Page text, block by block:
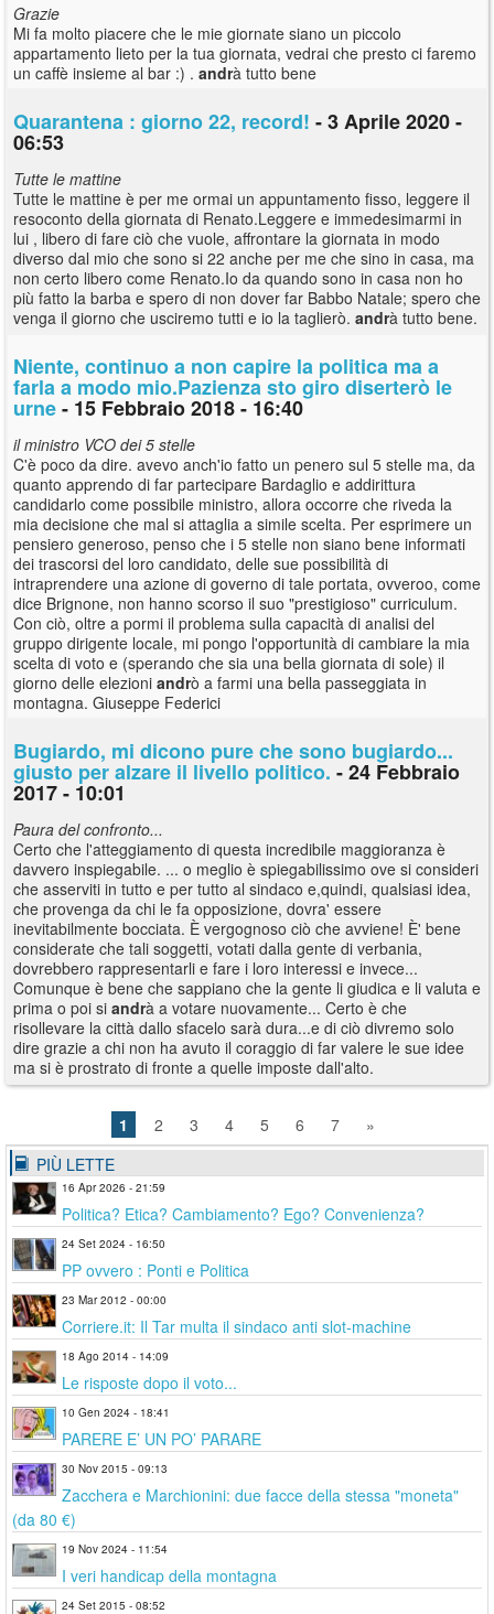
Grazie
Mi fa molto piacere che le mie giornate siano un piccolo
appartamento lieto per la tua giornata, vedrai che presto ci faremo
un caffè insieme al bar :) . andrà tutto bene
Quarantena : giorno 22, record! - 3 Aprile 2020 -
06:53
Tutte le mattine
Tutte le mattine è per me ormai un appuntamento fisso, leggere il
resoconto della giornata di Renato.Leggere e immedesimarmi in
lui , libero di fare ciò che vuole, affrontare la giornata in modo
diverso dal mio che sono si 22 anche per me che sino in casa, ma
non certo libero come Renato.Io da quando sono in casa non ho
più fatto la barba e spero di non dover far Babbo Natale; spero che
venga il giorno che usciremo tutti e io la taglierò. andrà tutto bene.
Niente, continuo a non capire la politica ma a
farla a modo mio.Pazienza sto giro diserterò le
urne- 15 Febbraio 2018 - 16:40
il ministro VCO dei 5 stelle
C'è poco da dire. avevo anch'io fatto un penero sul 5 stelle ma, da
quanto apprendo di far partecipare Bardaglio e addirittura
candidarlo come possibile ministro, allora occorre che riveda la
mia decisione che mal si attaglia a simile scelta. Per esprimere un
pensiero generoso, penso che i 5 stelle non siano bene informati
dei trascorsi del loro candidato, delle sue possibilità di
intraprendere una azione di governo di tale portata, ovveroo, come
dice Brignone, non hanno scorso il suo "prestigioso" curriculum.
Con ciò, oltre a pormi il problema sulla capacità di analisi del
gruppo dirigente locale, mi pongo l'opportunità di cambiare la mia
scelta di voto e (sperando che sia una bella giornata di sole) il
giorno delle elezioni andrò a farmi una bella passeggiata in
montagna. Giuseppe Federici
Bugiardo, mi dicono pure che sono bugiardo...
giusto per alzare il livello politico. - 24 Febbraio
2017 - 10:01
Paura del confronto...
Certo che l'atteggiamento di questa incredibile maggioranza è
davvero inspiegabile. ... o meglio è spiegabilissimo ove si consideri
che asserviti in tutto e per tutto al sindaco e,quindi, qualsiasi idea,
che provenga da chi le fa opposizione, dovra' essere
inevitabilmente bocciata. È vergognoso ciò che avviene! È' bene
considerate che tali soggetti, votati dalla gente di verbania,
dovrebbero rappresentarli e fare i loro interessi e invece...
Comunque è bene che sappiano che la gente li giudica e li valuta e
prima o poi si andrà a votare nuovamente... Certo è che
risollevare la città dallo sfacelo sarà dura...e di ciò divremo solo
dire grazie a chi non ha avuto il coraggio di far valere le sue idee
ma si è prostrato di fronte a quelle imposte dall'alto.
1 2 3 4 5 6 7
»
PIÙ LETTE
16 Apr 2026 - 21:59
Politica? Etica? Cambiamento? Ego? Convenienza?
24 Set 2024 - 16:50
PP ovvero : Ponti e Politica
23 Mar 2012 - 00:00
Corriere.it: Il Tar multa il sindaco anti slot-machine
18 Ago 2014 - 14:09
Le risposte dopo il voto...
10 Gen 2024 - 18:41
PARERE E’ UN PO’ PARARE
30 Nov 2015 - 09:13
Zacchera e Marchionini: due facce della stessa "moneta"
(da 80 €)
19 Nov 2024 - 11:54
I veri handicap della montagna
24 Set 2015 - 08:52